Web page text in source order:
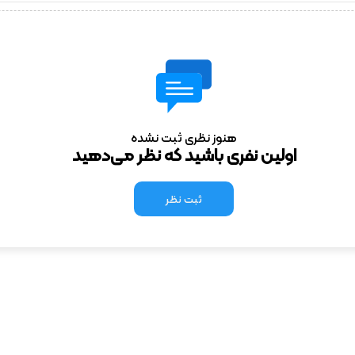
هنوز نظری ثبت نشده
اولین نفری باشید که نظر می‌دهید
ثبت نظر